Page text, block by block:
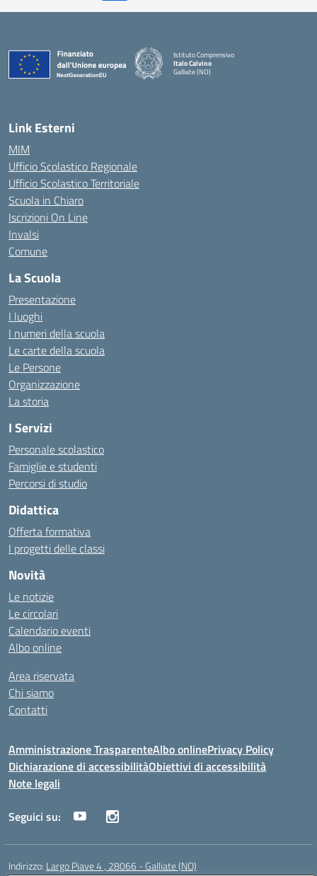
Istituto Comprensivo
Italo Calvino
Galliate (NO)
Link Esterni
MIM
Ufficio Scolastico Regionale
Ufficio Scolastico Territoriale
Scuola in Chiaro
Iscrizioni On Line
Invalsi
Comune
La Scuola
Presentazione
I luoghi
I numeri della scuola
Le carte della scuola
Le Persone
Organizzazione
La storia
I Servizi
Personale scolastico
Famiglie e studenti
Percorsi di studio
Didattica
Offerta formativa
I progetti delle classi
Novità
Le notizie
Le circolari
Calendario eventi
Albo online
Area riservata
Chi siamo
Contatti
Amministrazione TrasparenteAlbo onlinePrivacy Policy
Dichiarazione di accessibilitàObiettivi di accessibilità
Note legali
Seguici su:
Indirizzo: Largo Piave 4 , 28066 - Galliate (NO)